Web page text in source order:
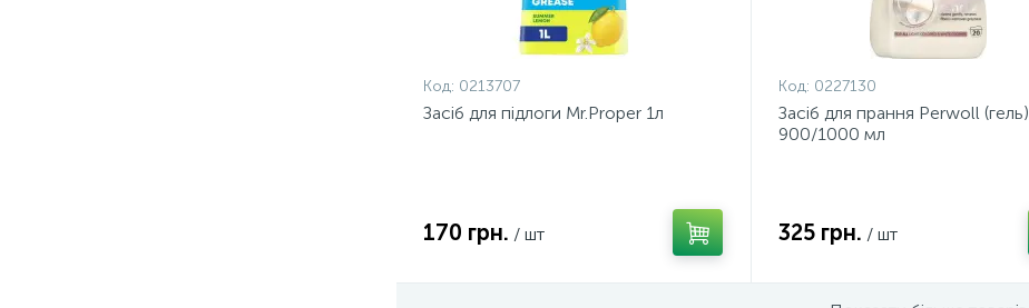
Код: 0213707
Засіб для підлоги Mr.Proper 1л
170 грн. / шт
Код: 0227130
Засіб для прання Perwoll (гель)
900/1000 мл
325 грн. / шт